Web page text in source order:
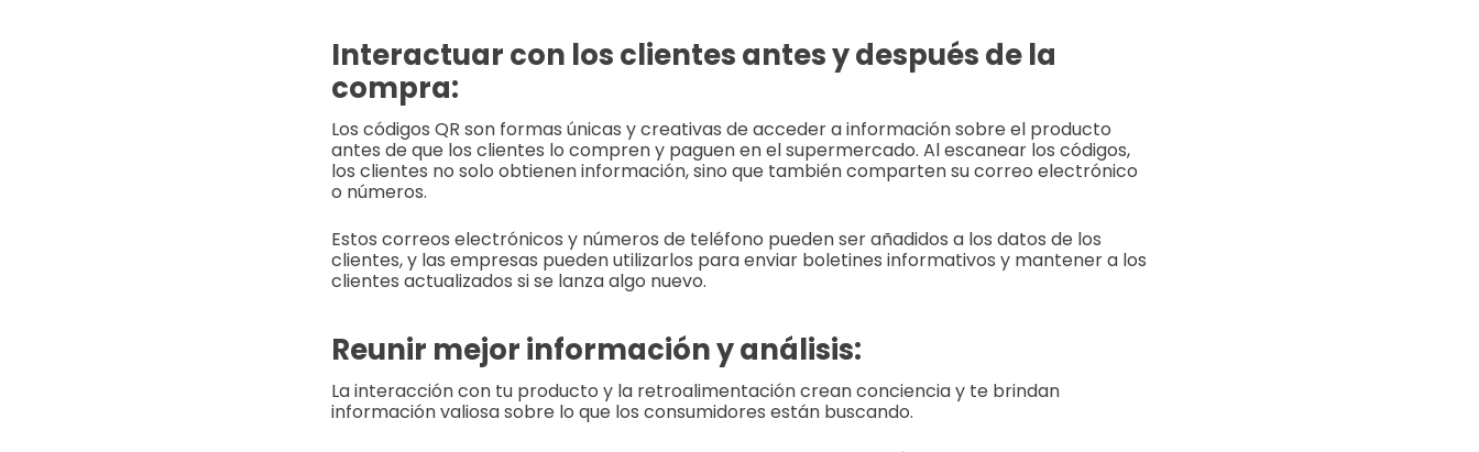
Interactuar con los clientes antes y después de la
compra:
Los códigos QR son formas únicas y creativas de acceder a información sobre el producto
antes de que los clientes lo compren y paguen en el supermercado. Al escanear los códigos,
los clientes no solo obtienen información, sino que también comparten su correo electrónico
o números.
Estos correos electrónicos y números de teléfono pueden ser añadidos a los datos de los
clientes, y las empresas pueden utilizarlos para enviar boletines informativos y mantener a los
clientes actualizados si se lanza algo nuevo.
Reunir mejor información y análisis:
La interacción con tu producto y la retroalimentación crean conciencia y te brindan
información valiosa sobre lo que los consumidores están buscando.